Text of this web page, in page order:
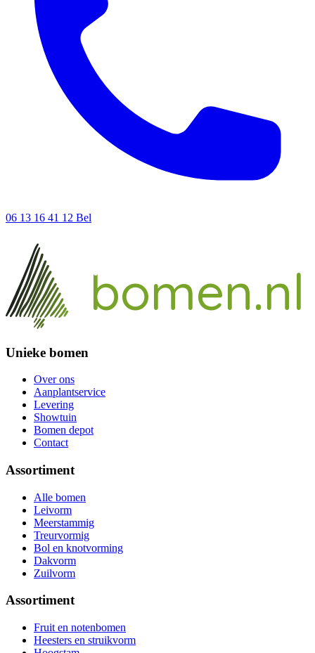
06 13 16 41 12 Bel
bomen.nl
un
Unieke bomen
Over ons
Aanplantservice
Levering
Showtuin
Bomen depot
Contact
Assortiment
Alle bomen
Leivorm
Meerstammig
Treurvormig
Bol en knotvorming
Dakvorm
Zuilvorm
Assortiment
Fruit en notenbomen
Heesters en struikvorm